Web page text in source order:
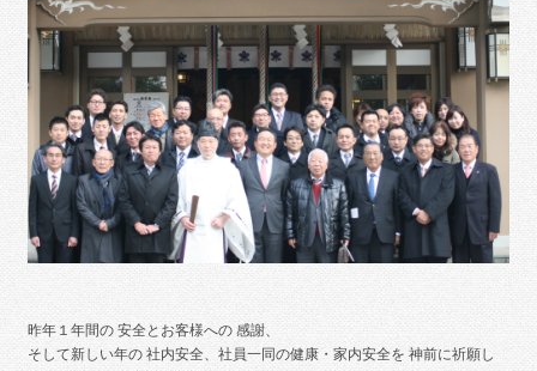
昨年１年間の 安全とお客様への 感謝、
そして新しい年の 社内安全、社員一同の健康・家内安全を 神前に祈願し